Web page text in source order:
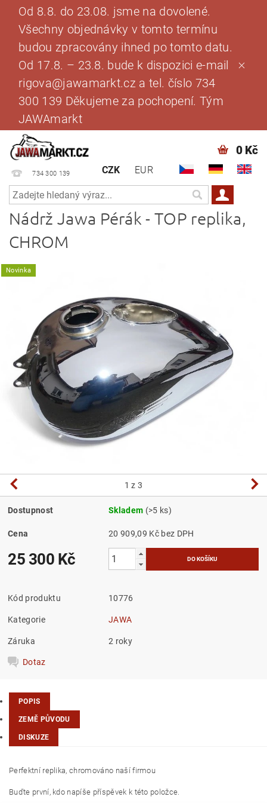
Od 8.8. do 23.08. jsme na dovolené.
Všechny objednávky v tomto termínu
budou zpracovány ihned po tomto datu.
Od 17.8. – 23.8. bude k dispozici e-mail
rigova@jawamarkt.cz a tel. číslo 734
300 139 Děkujeme za pochopení. Tým
JAWAmarkt
734 300 139 CZK EUR
0 Kč
Nádrž Jawa Pérák - TOP replika,
CHROM
Novinka
1 z 3
Dostupnost Skladem (>5 ks)
Cena 20 909,09 Kč bez DPH
25 300 Kč
Kód produktu 10776
Kategorie JAWA
Záruka 2 roky
Dotaz
POPIS
ZEMĚ PŮVODU
DISKUZE
Perfektní replika, chromováno naší firmou
Buďte první, kdo napíše příspěvek k této položce.